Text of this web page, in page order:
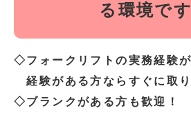
る環境で
◇フォークリフトの実務経験が
経験がある方ならすぐに取
◇ブランクがある方も歓迎！